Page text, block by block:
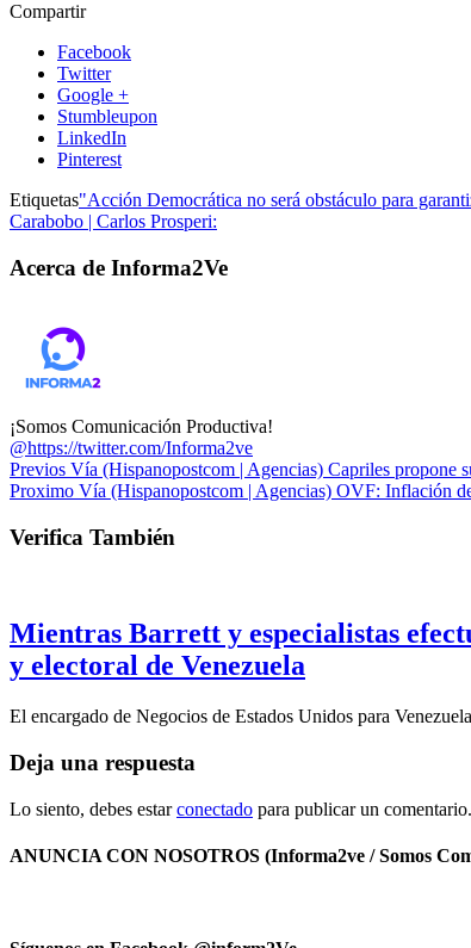
Compartir
Facebook
Twitter
Google +
Stumbleupon
LinkedIn
Pinterest
Etiquetas"Acción Democrática no será obstáculo para
Carabobo | Carlos Prosperi:
Acerca de Informa2Ve
¡Somos Comunicación Productiva!
@https://twitter.com/Informa2ve
Previos Vía (Hispanopostcom | Agencias) Capriles propone
Proximo Vía (Hispanopostcom | Agencias) OVF: Inflación
Verifica También
Mientras Barrett y especialistas
y electoral de Venezuela
El encargado de Negocios de Estados Unidos para
Deja una respuesta
Lo siento, debes estarconectado para publicar un comentario.
ANUNCIA CON NOSOTROS (Informa2ve / Somos